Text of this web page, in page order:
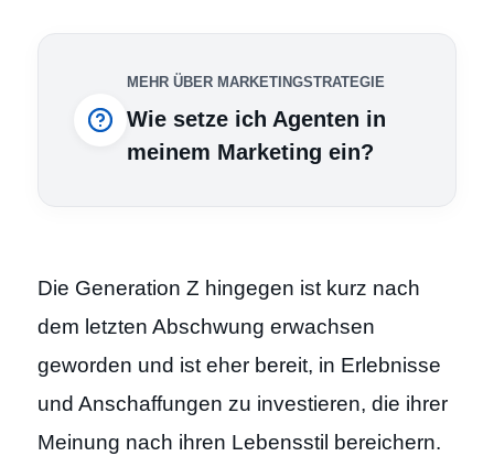
MEHR ÜBER MARKETINGSTRATEGIE
Wie setze ich Agenten in
meinem Marketing ein?
Die Generation Z hingegen ist kurz nach
dem letzten Abschwung erwachsen
geworden und ist eher bereit, in Erlebnisse
und Anschaffungen zu investieren, die ihrer
Meinung nach ihren Lebensstil bereichern.